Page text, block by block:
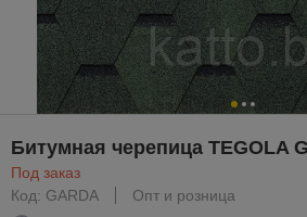
Битумная черепица TEGOLA
Под заказ
Код: GARDA
Опт и розница